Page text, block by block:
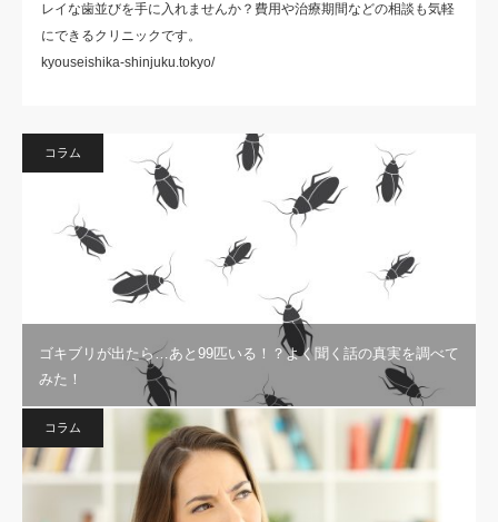
レイな歯並びを手に入れませんか？費用や治療期間などの相談も気軽
にできるクリニックです。
kyouseishika-shinjuku.tokyo/
コラム
ゴキブリが出たら…あと99匹いる！？よく聞く話の真実を調べて
みた！
コラム